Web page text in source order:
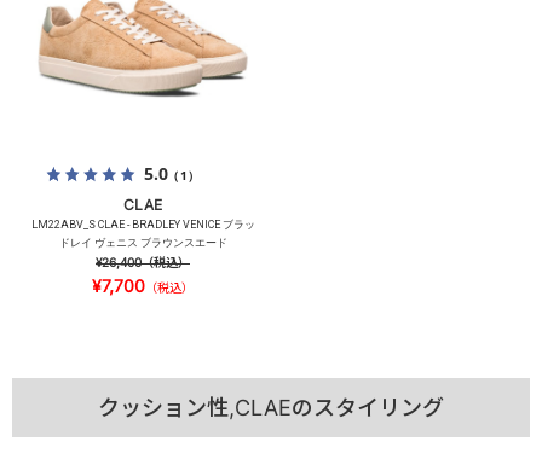
5.0（1）
CLAE
LM22ABV_S CLAE - BRADLEY VENICE ブラッ
ドレイ ヴェニス ブラウンスエード
¥26,400（税込）
¥7,700 （税込）
クッション性,CLAEのスタイリング